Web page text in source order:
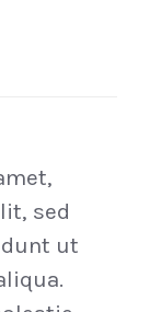
sed
ut